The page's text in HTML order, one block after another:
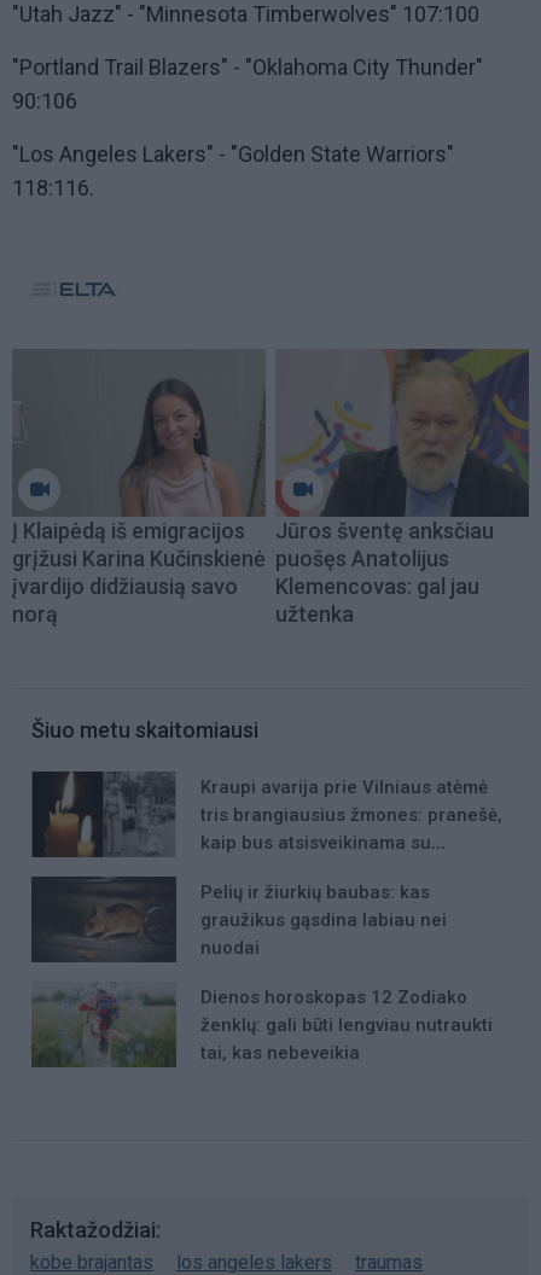
"Utah Jazz" - "Minnesota Timberwolves" 107:100
"Portland Trail Blazers" - "Oklahoma City Thunder"
90:106
"Los Angeles Lakers" - "Golden State Warriors"
118:116.
Į Klaipėdą iš emigracijos
grįžusi Karina Kučinskienė
įvardijo didžiausią savo
norą
Jūros šventę anksčiau
puošęs Anatolijus
Klemencovas: gal jau
užtenka
Šiuo metu skaitomiausi
Kraupi avarija prie Vilniaus atėmė
tris brangiausius žmones: pranešė,
kaip bus atsisveikinama su
Pelių ir žiurkių baubas: kas
graužikus gąsdina labiau nei
nuodai
Dienos horoskopas 12 Zodiako
ženklų: gali būti lengviau nutraukti
tai, kas nebeveikia
Raktažodžiai
kobe brajantas los angeles lakers traumas